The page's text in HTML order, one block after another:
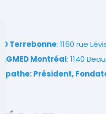
Terrebonne: 1150 rue
Montréal: 1140
Président,